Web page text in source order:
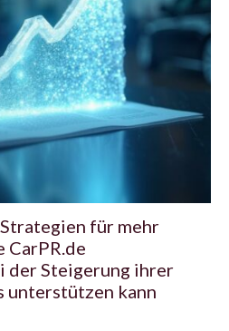
für mehr
der Steigerung ihrer
unterstützen kann